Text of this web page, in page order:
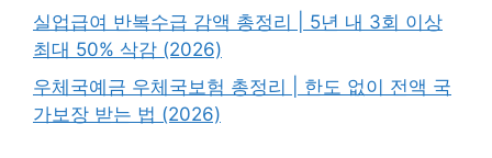
실업급여 반복수급 감액 총정리 | 5년 내 3회 이상
최대 50% 삭감 (2026)
우체국예금 우체국보험 총정리 | 한도 없이 전액 국
가보장 받는 법 (2026)